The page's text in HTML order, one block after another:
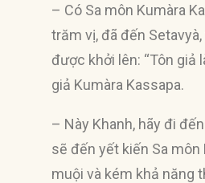
– Có Sa môn Kumàra
trăm vị, đã đến
được khởi lên: “Tôn giả
giả Kumàra Kassapa.
– Này Khanh, hãy đi
sẽ đến yết kiến Sa môn
muội và kém khả năng